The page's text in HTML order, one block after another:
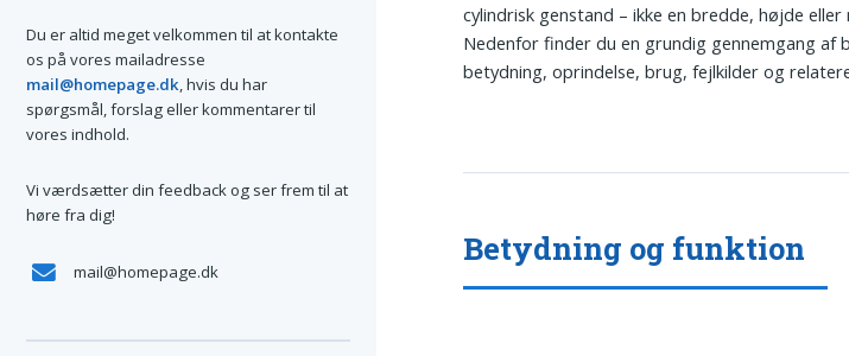
cylindrisk genstand – ikke en bredde, højde eller
Nedenfor finder du en grundig gennemgang af
betydning, oprindelse, brug, fejlkilder og
Betydning og funktion
Du er altid meget velkommen til at kontakte
os på vores mailadresse
mail@homepage.dk, hvis du har
spørgsmål, forslag eller kommentarer til
vores indhold.
Vi værdsætter din feedback og ser frem til at
høre fra dig!
mail@homepage.dk